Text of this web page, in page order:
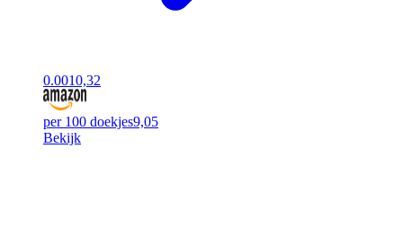
0.0010,32
per 100 doekjes9,05
Bekijk